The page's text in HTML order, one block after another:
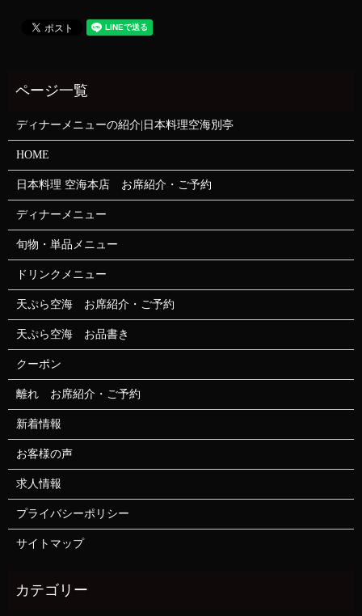
ディナーメニューの紹介|日本料理空海別亭
HOME
日本料理 空海本店 お席紹介・ご予約
ディナーメニュー
旬物・単品メニュー
ドリンクメニュー
天ぷら空海 お席紹介・ご予約
天ぷら空海 お品書き
クーポン
離れ お席紹介・ご予約
新着情報
お客様の声
求人情報
プライバシーポリシー
サイトマップ